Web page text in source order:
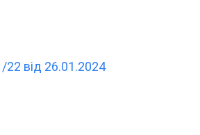
від 26.01.2024